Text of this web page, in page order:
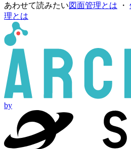
あわせて読みたい図面管理とは ・
理とは
by